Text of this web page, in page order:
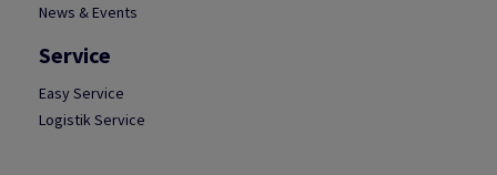
News & Events
Service
Easy Service
Logistik Service